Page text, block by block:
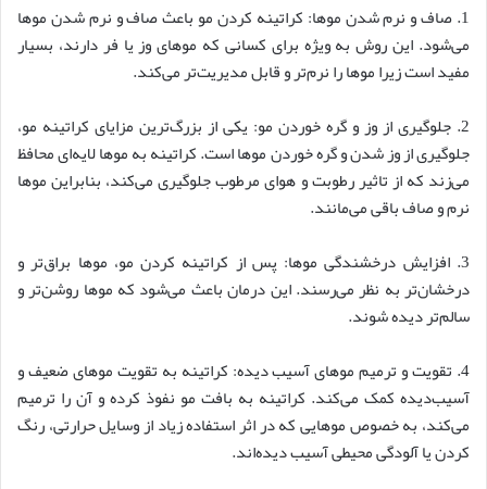
1. صاف و نرم شدن موها: کراتینه کردن مو باعث صاف و نرم شدن موها
می‌شود. این روش به ویژه برای کسانی که موهای وز یا فر دارند، بسیار
مفید است زیرا موها را نرم‌تر و قابل مدیریت‌تر می‌کند.
2. جلوگیری از وز و گره خوردن مو: یکی از بزرگ‌ترین مزایای کراتینه مو،
جلوگیری از وز شدن و گره خوردن موها است. کراتینه به موها لایه‌ای محافظ
می‌زند که از تاثیر رطوبت و هوای مرطوب جلوگیری می‌کند، بنابراین موها
نرم و صاف باقی می‌مانند.
3. افزایش درخشندگی موها: پس از کراتینه کردن مو، موها براق‌تر و
درخشان‌تر به نظر می‌رسند. این درمان باعث می‌شود که موها روشن‌تر و
سالم‌تر دیده شوند.
4. تقویت و ترمیم موهای آسیب‌ دیده: کراتینه به تقویت موهای ضعیف و
آسیب‌دیده کمک می‌کند. کراتینه به بافت مو نفوذ کرده و آن را ترمیم
می‌کند، به خصوص موهایی که در اثر استفاده زیاد از وسایل حرارتی، رنگ
کردن یا آلودگی محیطی آسیب دیده‌اند.